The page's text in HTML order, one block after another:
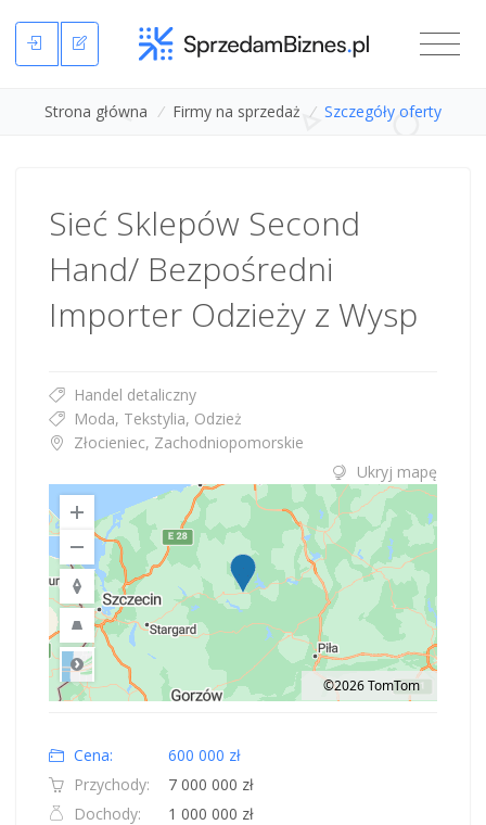
Strona główna / Firmy na sprzedaż / Szczegóły oferty
Sieć Sklepów Second
Hand/ Bezpośredni
Importer Odzieży z Wysp
Handel detaliczny
Moda, Tekstylia, Odzież
Złocieniec, Zachodniopomorskie
Ukryj mapę
Road
©2026 TomTom
Cena:
600 000 zł
Przychody:
7 000 000 zł
Dochody:
1 000 000 zł